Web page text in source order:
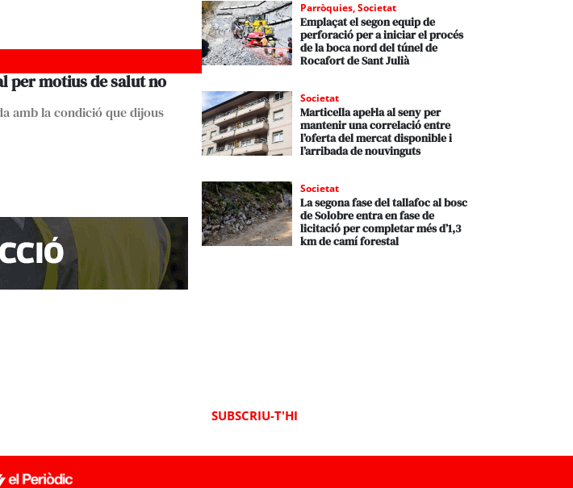
per motius de salut no
amb la condició que dijous
Parròquies,Societat
Emplaçat el segon equip de
perforació per a iniciar el procés
de la boca nord del túnel de
Rocafort de Sant Julià
Societat
Marticella apel·la al seny per
mantenir una correlació entre
l’oferta del mercat disponible i
l’arribada de nouvinguts
Societat
La segona fase del tallafoc al bosc
de Solobre entra en fase de
licitació per completar més d’1,3
km de camí forestal
SUBSCRIU-T'HI